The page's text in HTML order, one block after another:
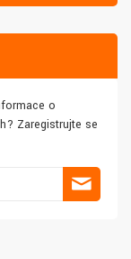
o
Zaregistrujte se